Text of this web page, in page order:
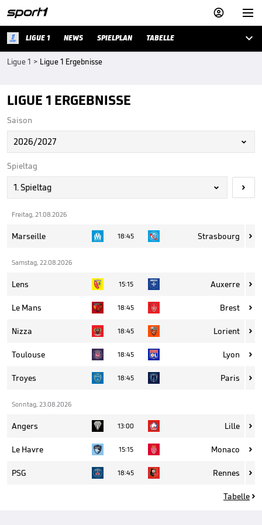


LIGUE 1 NEWS SPIELPLAN TABELLE 
Ligue 1 > Ligue 1 Ergebnisse
LIGUE 1 ERGEBNISSE
Saison
2026/2027 
Spieltag
1. Spieltag  
Freitag, 21.08.2026
Marseille 18:45 Strasbourg 
Samstag, 22.08.2026
Lens 15:15 Auxerre 
Le Mans 18:45 Brest 
Nizza 18:45 Lorient 
Toulouse 18:45 Lyon 
Troyes 18:45 Paris 
Sonntag, 23.08.2026
Angers 13:00 Lille 
Le Havre 15:15 Monaco 
PSG 18:45 Rennes 
Tabelle 